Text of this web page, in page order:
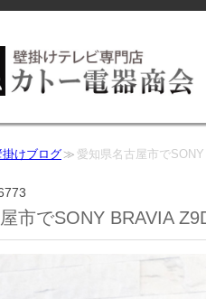
けブログ 愛知県名古屋市で
市でSONY BRAVIA